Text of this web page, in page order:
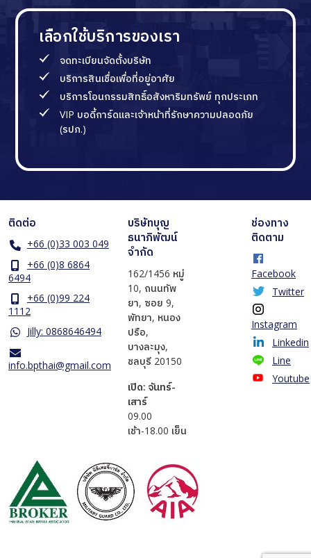
เลือกใช้บริการของเรา
จดทะเบียนจัดตั้งบริษัท
บริการสินเชื่อเพื่อที่อยู่อาศัย
บริการโอนกรรมสิทธิ์อสังหาริมทรัพย์ ทุกประเภท
VIP บอดี้การ์ดและเจ้าหน้าที่รักษาความปลอดภัย
(รปภ.)
ติดต่อ
+66 (0)33 003 049
+66 (0)8 6864
6494
+66 (0)99 224
1112
Jilly: 0868646494
info.bpthai@gmail.com
บริษัทบุญ
ธนาภิพัฒน์
จำกัด
162/1456 หมู่
10, ถนนทัพ
ยา, ซอย 9,
พัทยา, หนอง
ปรือ,
บางละมุง,
ชลบุรี 20150
เปิด: จันทร์-
เสาร์
​09.00
เช้า-18.00 เย็น
ช่องทาง
ติดตาม
Facebook
Twitter
Instagram
Linkedin
Line
Youtube